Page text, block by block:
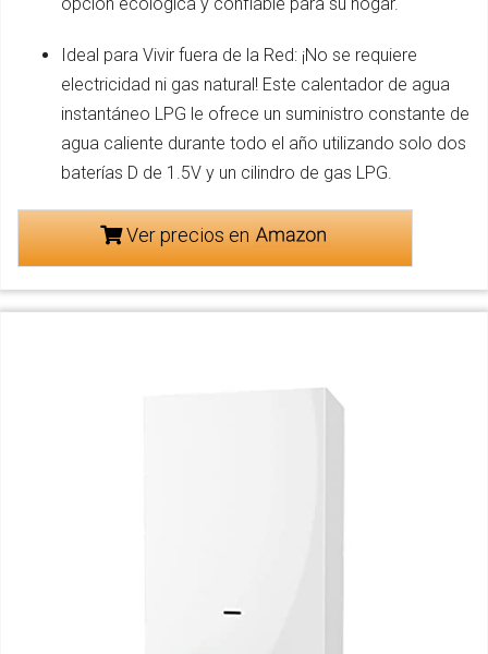
Ideal para Vivir fuera de la Red: ¡No se requiere
electricidad ni gas natural! Este calentador de agua
instantáneo LPG le ofrece un suministro constante de
agua caliente durante todo el año utilizando solo dos
baterías D de 1.5V y un cilindro de gas LPG.
Ver precios en